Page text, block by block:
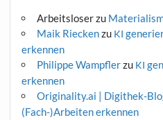
Arbeitsloserzu
Maik Rieckenzu KI
erkennen
Philippe Wampflerzu KI
erkennen
Originality.ai | Digithek-
(Fach-)Arbeiten erkennen